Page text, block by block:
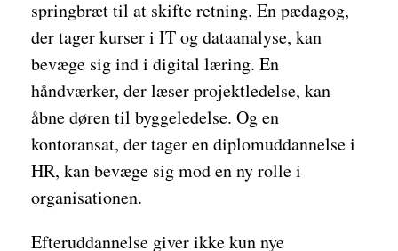
springbræt til at skifte retning. En pædagog,
der tager kurser i IT og dataanalyse, kan
bevæge sig ind i digital læring. En
håndværker, der læser projektledelse, kan
åbne døren til byggeledelse. Og en
kontoransat, der tager en diplomuddannelse i
HR, kan bevæge sig mod en ny rolle i
organisationen.
Efteruddannelse giver ikke kun nye